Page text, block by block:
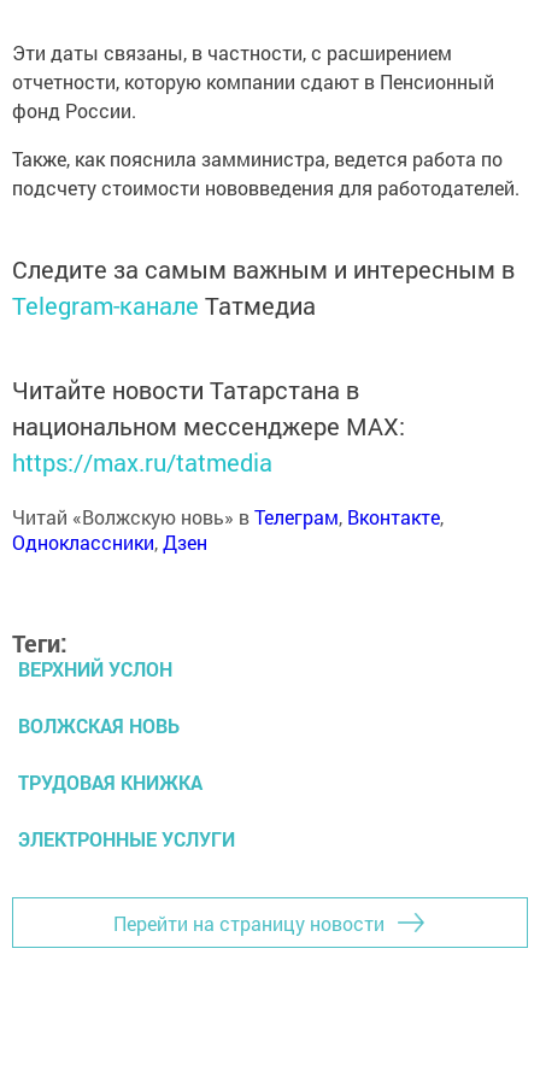
Эти даты связаны, в частности, с расширением
отчетности, которую компании сдают в Пенсионный
фонд России.
Также, как пояснила замминистра, ведется работа по
подсчету стоимости нововведения для работодателей.
Следите за самым важным и интересным в
Telegram-канале Татмедиа
Читайте новости Татарстана в
национальном мессенджере MАХ:
https://max.ru/tatmedia
Читай «Волжскую новь» вТелеграм, Вконтакте,
Одноклассники,Дзен
Теги:
ВЕРХНИЙ УСЛОН
ВОЛЖСКАЯ НОВЬ
ТРУДОВАЯ КНИЖКА
ЭЛЕКТРОННЫЕ УСЛУГИ
Перейти на страницу новости